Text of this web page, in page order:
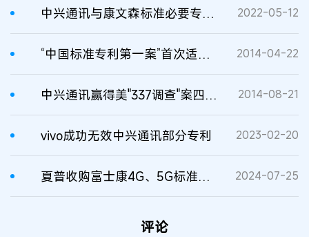
中兴通讯与康文森标准必要专利许可纠纷案 2022-05-12
“中国标准专利第一案”首次适用FRAND原则 2014-04-22
中兴通讯赢得美"337调查"案四连胜 2014-08-21
vivo成功无效中兴通讯部分专利 2023-02-20
夏普收购富士康4G、5G标准必要专利 2024-07-25
评论